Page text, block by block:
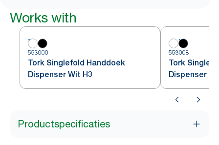
Works with
553000
Tork Singlefold Handdoek
Dispenser Wit H3
553008
Tork
Dispenser
Productspecificaties